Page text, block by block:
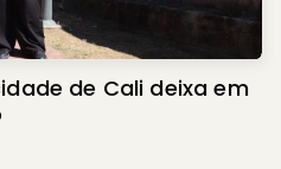
Cali deixa em